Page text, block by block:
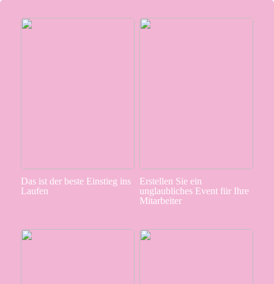
Das ist der beste Einstieg ins
Laufen
Erstellen Sie ein
unglaubliches Event für Ihre
Mitarbeiter